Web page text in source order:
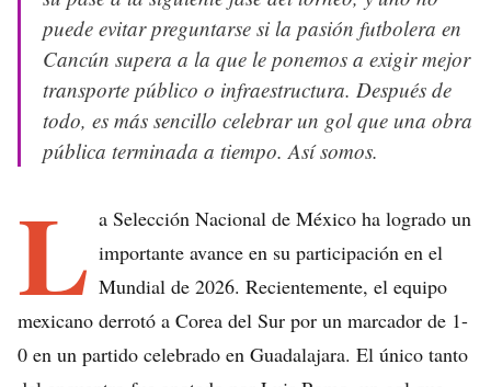
puede evitar preguntarse si la pasión futbolera en
Cancún supera a la que le ponemos a exigir mejor
transporte público o infraestructura. Después de
todo, es más sencillo celebrar un gol que una obra
pública terminada a tiempo. Así somos.
L a Selección Nacional de México ha logrado un
importante avance en su participación en el
Mundial de 2026. Recientemente, el equipo
mexicano derrotó a Corea del Sur por un marcador de 1-
0 en un partido celebrado en Guadalajara. El único tanto